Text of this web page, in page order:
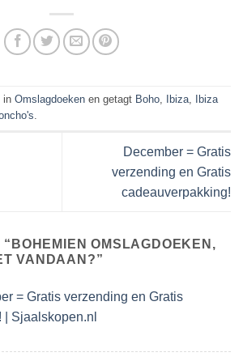
in Omslagdoeken en getagt Boho Ibiza
Ibiza
December = Gratis
verzending en Gratis
cadeauverpakking!
BOHEMIEN OMSLAGDOEKEN,
VANDAAN?”
= Gratis verzending en Gratis
Sjaalskopen.nl